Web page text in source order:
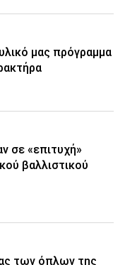
μας πρόγραμμα
σε «επιτυχή»
βαλλιστικού
των όπλων της